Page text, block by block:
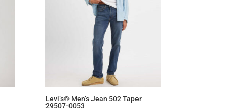
Levi’s® Men’s Jean 502 Taper
29507-0053